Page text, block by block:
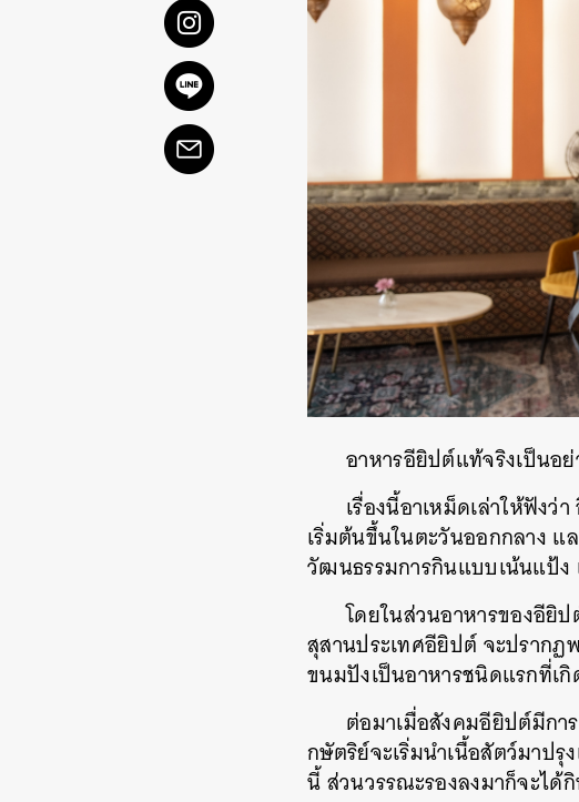
อาหารอียิปต์แท้จริงเป็นอย่
เรื่องนี้อาเหม็ดเล่าให้ฟัง
เริ่มต้นขึ้นในตะวันออกกลาง แ
วัฒนธรรมการกินแบบเน้นแป้ง
โดยในส่วนอาหารของอียิ
สุสานประเทศอียิปต์ จะปรากฏ
ขนมปังเป็นอาหารชนิดแรกที่เ
ต่อมาเมื่อสังคมอียิปต์มีกา
กษัตริย์จะเริ่มนำเนื้อสัตว์มาปรุ
นี้ ส่วนวรรณะรองลงมาก็จะไ